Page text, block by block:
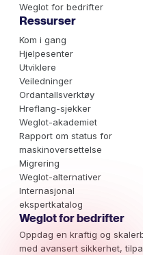
Weglot for bedrifter
Ressurser
Kom i gang
Hjelpesenter
Utviklere
Veiledninger
Ordantallsverktøy
Hreflang-sjekker
Weglot-akademiet
Rapport om status for
maskinoversettelse
Migrering
Weglot-alternativer
Internasjonal
ekspertkatalog
Weglot for bedrifter
Oppdag en kraftig og
med avansert sikkerhet,